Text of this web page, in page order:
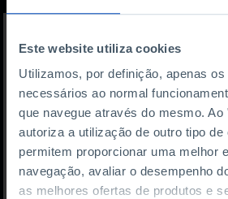
Este website utiliza cookies
Utilizamos, por definição, apenas
necessários ao normal
que navegue através do mesmo. Ao
autoriza a utilização de outro tipo de
permitem proporcionar uma melhor
navegação, avaliar o desempenho
as melhores ofertas de produtos e